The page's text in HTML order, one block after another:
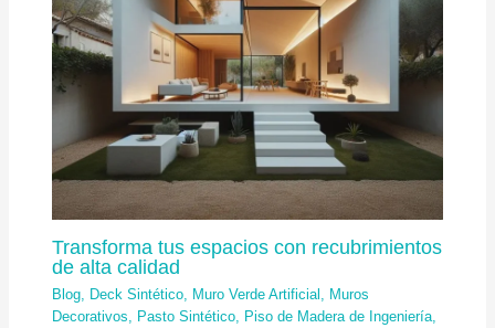
Transforma tus espacios con recubrimientos
de alta calidad
Blog, Deck Sintético, Muro Verde Artificial , Muros
Decorativos, Pasto Sintético, Piso de Madera de Ingeniería,